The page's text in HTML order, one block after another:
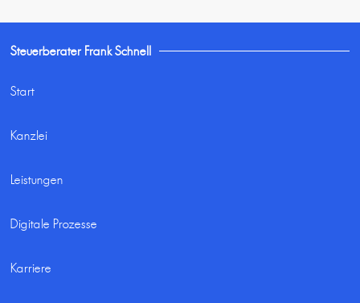
Steuerberater Frank Schnell
Start
Kanzlei
Leistungen
Digitale Prozesse
Karriere